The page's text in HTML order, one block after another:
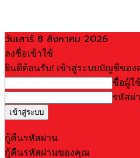
วันเสาร์ 8 สิงหาคม 2026
ลงชื่อเข้าใช้
ยินดีต้อนรับ! เข้าสู่ระบบบัญชีขอ
ชื่อผู้ใ
รหัสผ่
กู้คืนรหัสผ่าน
กู้คืนรหัสผ่านของคุณ